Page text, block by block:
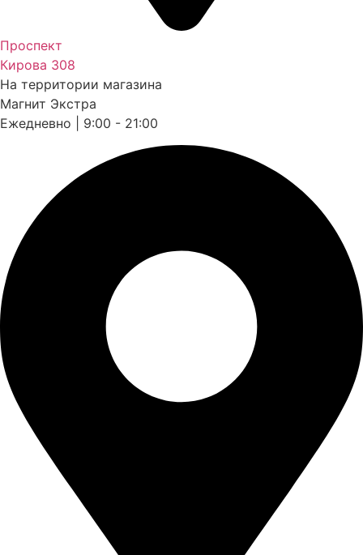
Проспект
Кирова 308
На территории магазина
Магнит Экстра
Ежедневно | 9:00 - 21:00